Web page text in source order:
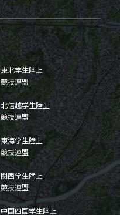
東北学生陸上
競技連盟
北信越学生陸上
競技連盟
東海学生陸上
競技連盟
関西学生陸上
競技連盟
中国四国学生陸上